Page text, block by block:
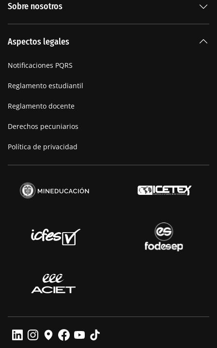
Sobre nosotros
Manifiesto
Aspectos legales
Notificaciones PQRS
Reglamento estudiantil
Reglamento docente
Derechos pecuniarios
Política de privacidad